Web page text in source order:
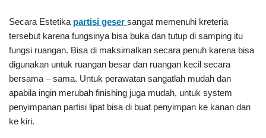
Secara Estetika partisi geser sangat memenuhi kreteria
tersebut karena fungsinya bisa buka dan tutup di samping itu
fungsi ruangan. Bisa di maksimalkan secara penuh karena bisa
digunakan untuk ruangan besar dan ruangan kecil secara
bersama – sama. Untuk perawatan sangatlah mudah dan
apabila ingin merubah finishing juga mudah, untuk system
penyimpanan partisi lipat bisa di buat penyimpan ke kanan dan
ke kiri.